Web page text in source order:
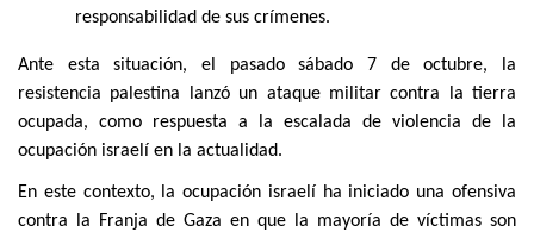
responsabilidad de sus crímenes.
Ante esta situación, el pasado sábado 7 de octubre, la
resistencia palestina lanzó un ataque militar contra la tierra
ocupada, como respuesta a la escalada de violencia de la
ocupación israelí en la actualidad.
En este contexto, la ocupación israelí ha iniciado una ofensiva
contra la Franja de Gaza en que la mayoría de víctimas son